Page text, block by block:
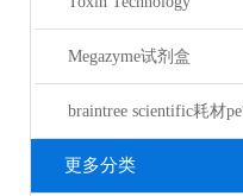
Megazyme试剂盒
braintree scientific耗材
更多分类